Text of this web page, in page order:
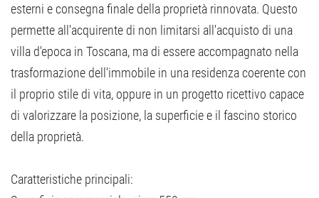
esterni e consegna finale della proprietà rinnovata. Questo
permette all'acquirente di non limitarsi all'acquisto di una
villa d'epoca in Toscana, ma di essere accompagnato nella
trasformazione dell'immobile in una residenza coerente con
il proprio stile di vita, oppure in un progetto ricettivo capace
di valorizzare la posizione, la superficie e il fascino storico
della proprietà.
Caratteristiche principali: